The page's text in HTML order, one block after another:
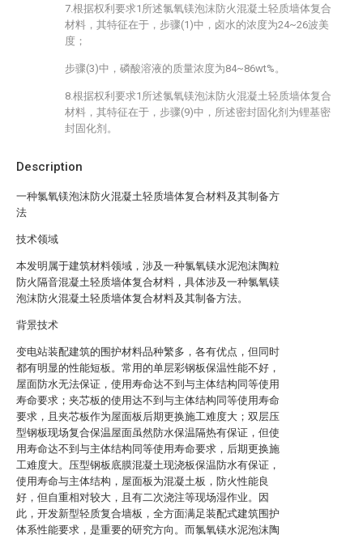
Description
一种氯氧镁泡沫防火混凝土轻质墙体复合材料及其制备方
法
技术领域
本发明属于建筑材料领域，涉及一种氯氧镁水泥泡沫陶粒
防火隔音混凝土轻质墙体复合材料，具体涉及一种氯氧镁
泡沫防火混凝土轻质墙体复合材料及其制备方法。
背景技术
变电站装配建筑的围护材料品种繁多，各有优点，但同时
都有明显的性能短板。常用的单层彩钢板保温性能不好，
屋面防水无法保证，使用寿命达不到与主体结构同等使用
寿命要求；夹芯板的使用达不到与主体结构同等使用寿命
要求，且夹芯板作为屋面板后期更换施工难度大；双层压
型钢板现场复合保温屋面虽然防水保温隔热有保证，但使
用寿命达不到与主体结构同等使用寿命要求，后期更换施
工难度大。压型钢板底膜混凝土现浇板保温防水有保证，
使用寿命与主体结构，屋面板为混凝土板，防火性能良
好，但自重相对较大，且有二次浇注等现场湿作业。因
此，开发新型轻质复合墙板，全方面满足装配式建筑围护
体系性能要求，是重要的研究方向。而氯氧镁水泥泡沫陶
7.根据权利要求1所述氯氧镁泡沫防火混凝土轻质墙体复合
材料，其特征在于，步骤(1)中，卤水的浓度为24~26波美
度；
步骤(3)中，磷酸溶液的质量浓度为84~86wt%。
8.根据权利要求1所述氯氧镁泡沫防火混凝土轻质墙体复合
材料，其特征在于，步骤(9)中，所述密封固化剂为锂基密
封固化剂。